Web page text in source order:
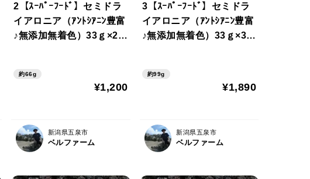
2【ｽｰﾊﾟｰﾌｰﾄﾞ】セミドラ
イアロニア（ｱﾝﾄｼｱﾆﾝ豊富
♪無添加無着色）33ｇ×2個
ロニア（ブルーベリー
ポリフェノール 抗酸化）
約66g
¥1,200
新潟県五泉市
ベルファーム
3【ｽｰﾊﾟｰﾌｰﾄﾞ】セミドラ
イアロニア（ｱﾝﾄｼｱﾆﾝ豊富
♪無添加無着色）33ｇ×3個
ロニア（ドライフルー
ツ ポリフェノール 抗酸
約99g
¥1,890
新潟県五泉市
ベルファーム